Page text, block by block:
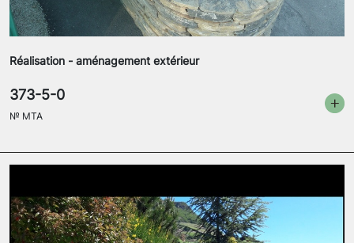
Réalisation - aménagement extérieur
373-5-0
№ MTA